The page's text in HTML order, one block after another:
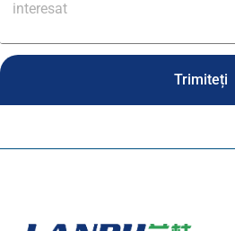
Trimiteți